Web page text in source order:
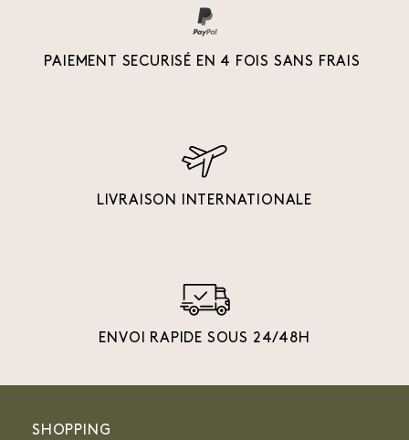
PAIEMENT SECURISÉ EN 4 FOIS SANS FRAIS
LIVRAISON INTERNATIONALE
ENVOI RAPIDE SOUS 24/48H
SHOPPING